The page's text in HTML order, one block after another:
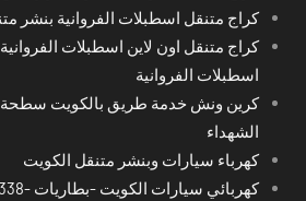
كراج متنقل اسطبلات الفروانية بنشر
كراج متنقل اون لاين اسطبلات
اسطبلات الفروانية
كرين ونش خدمة طريق بالكويت سطحة
الشهداء
كهرباء سيارات وبنشر متنقل الكويت
كهربائي سيارات الكويت -بطاريات -52227338